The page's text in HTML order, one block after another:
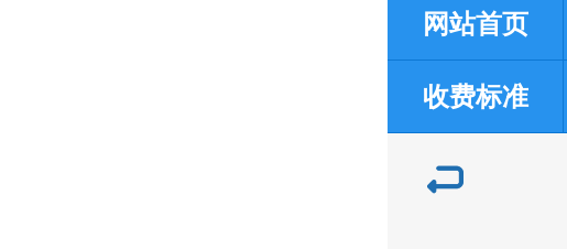
网站首页
收费标准